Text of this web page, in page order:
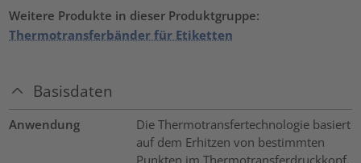
Weitere Produkte in dieser Produktgruppe:
Thermotransferbänder für Etiketten
Basisdaten
Anwendung
Die Thermotransfertechnologie basiert
auf dem Erhitzen von bestimmten